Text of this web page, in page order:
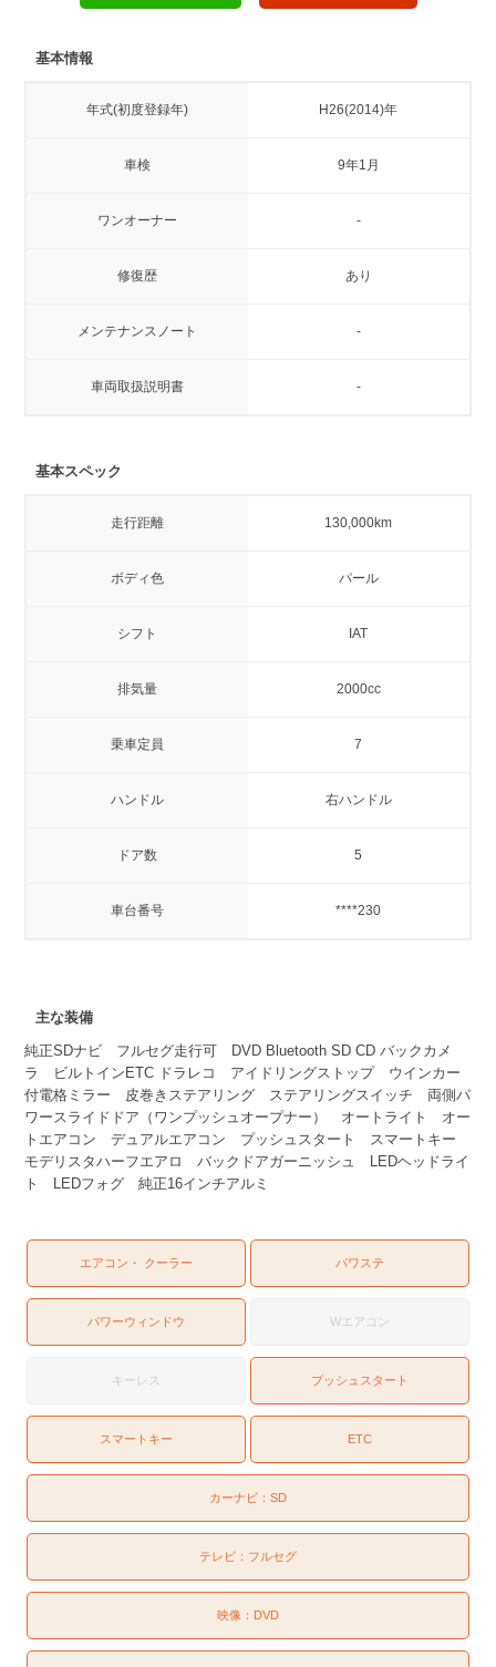
基本情報
年式(初度登録年) H26(2014)年
車検 9年1月
ワンオーナー -
修復歴 あり
メンテナンスノート -
車両取扱説明書 -
基本スペック
走行距離 130,000km
ボディ色 パール
シフト IAT
排気量 2000cc
乗車定員 7
ハンドル 右ハンドル
ドア数 5
車台番号 ****230
主な装備
純正SDナビ フルセグ走行可 DVD Bluetooth SD CD バックカメ
ラ ビルトインETC ドラレコ アイドリングストップ ウインカー
付電格ミラー 皮巻きステアリング ステアリングスイッチ 両側パ
ワースライドドア（ワンプッシュオープナー） オートライト オー
トエアコン デュアルエアコン プッシュスタート スマートキー
モデリスタハーフエアロ バックドアガーニッシュ LEDヘッドライ
ト LEDフォグ 純正16インチアルミ
エアコン・ クーラー パワステ
パワーウィンドウ Wエアコン
キーレス プッシュスタート
スマートキー ETC
カーナビ： SD
テレビ： フルセグ
映像： DVD